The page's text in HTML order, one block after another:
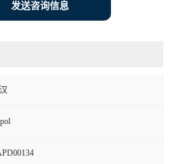
发送咨询信息